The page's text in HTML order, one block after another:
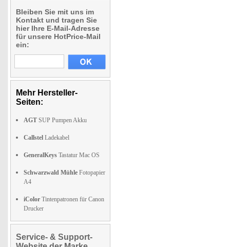
Bleiben Sie mit uns im
Kontakt und tragen Sie
hier Ihre E-Mail-Adresse
für unsere HotPrice-Mail
ein:
Mehr Hersteller-
Seiten:
AGT SUP Pumpen Akku
Callstel Ladekabel
GeneralKeys Tastatur Mac OS
Schwarzwald Mühle Fotopapier
A4
iColor Tintenpatronen für Canon
Drucker
Service- & Support-